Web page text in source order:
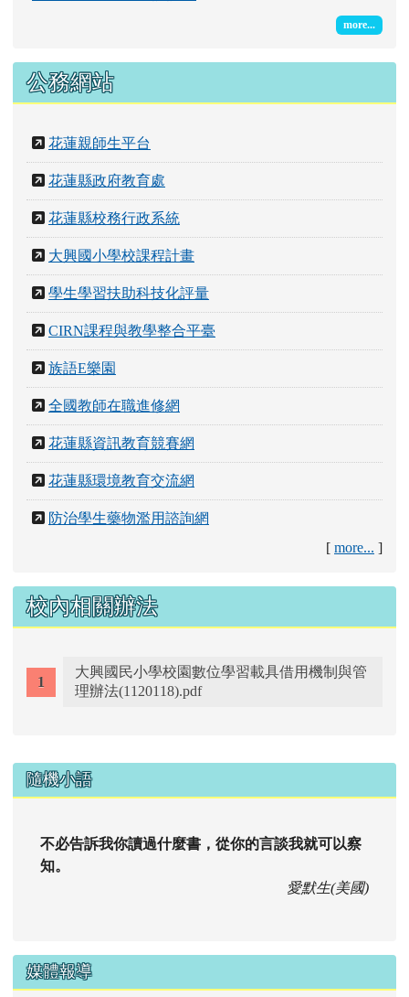
more...
公務網站
花蓮親師生平台
花蓮縣政府教育處
花蓮縣校務行政系統
大興國小學校課程計畫
學生學習扶助科技化評量
CIRN課程與教學整合平臺
族語E樂園
全國教師在職進修網
花蓮縣資訊教育競賽網
花蓮縣環境教育交流網
防治學生藥物濫用諮詢網
[ more... ]
校內相關辦法
大興國民小學校園數位學習載具借用機制與管
理辦法(1120118).pdf
右邊區域內容
隨機小語
不必告訴我你讀過什麼書，從你的言談我就可以察
知。
愛默生(美國)
媒體報導